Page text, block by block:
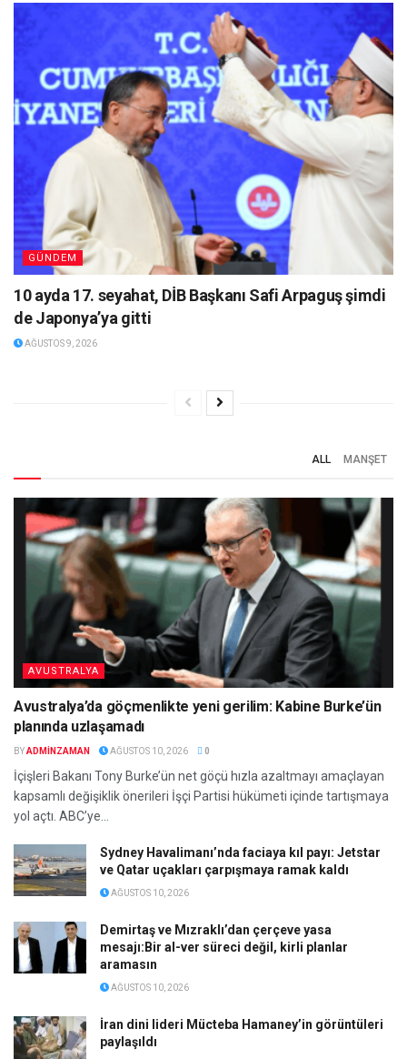
GÜNDEM
10 ayda 17. seyahat, DİB Başkanı Safi Arpaguş şimdi
de Japonya’ya gitti
AĞUSTOS 9, 2026
ALL MANŞET
AVUSTRALYA
Avustralya’da göçmenlikte yeni gerilim: Kabine Burke’ün
planında uzlaşamadı
BYADMINZAMAN AĞUSTOS 10, 2026 0
İçişleri Bakanı Tony Burke’ün net göçü hızla azaltmayı amaçlayan
kapsamlı değişiklik önerileri İşçi Partisi hükümeti içinde tartışmaya
yol açtı. ABC’ye...
Sydney Havalimanı’nda faciaya kıl payı: Jetstar
ve Qatar uçakları çarpışmaya ramak kaldı
AĞUSTOS 10, 2026
Demirtaş ve Mızraklı’dan çerçeve yasa
mesajı:Bir al-ver süreci değil, kirli planlar
aramasın
AĞUSTOS 10, 2026
İran dini lideri Mücteba Hamaney’in görüntüleri
paylaşıldı